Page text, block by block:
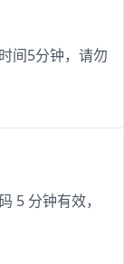
间5分钟，请勿
5 分钟有效，